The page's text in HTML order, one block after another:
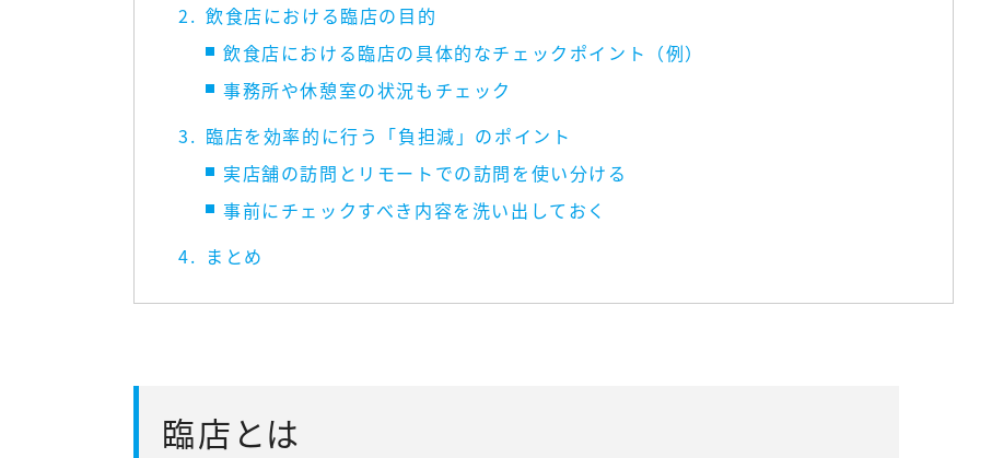
飲食店における臨店の目的
飲食店における臨店の具体的なチェックポイント（例）
事務所や休憩室の状況もチェック
臨店を効率的に行う「負担減」のポイント
実店舗の訪問とリモートでの訪問を使い分ける
事前にチェックすべき内容を洗い出しておく
まとめ
臨店とは